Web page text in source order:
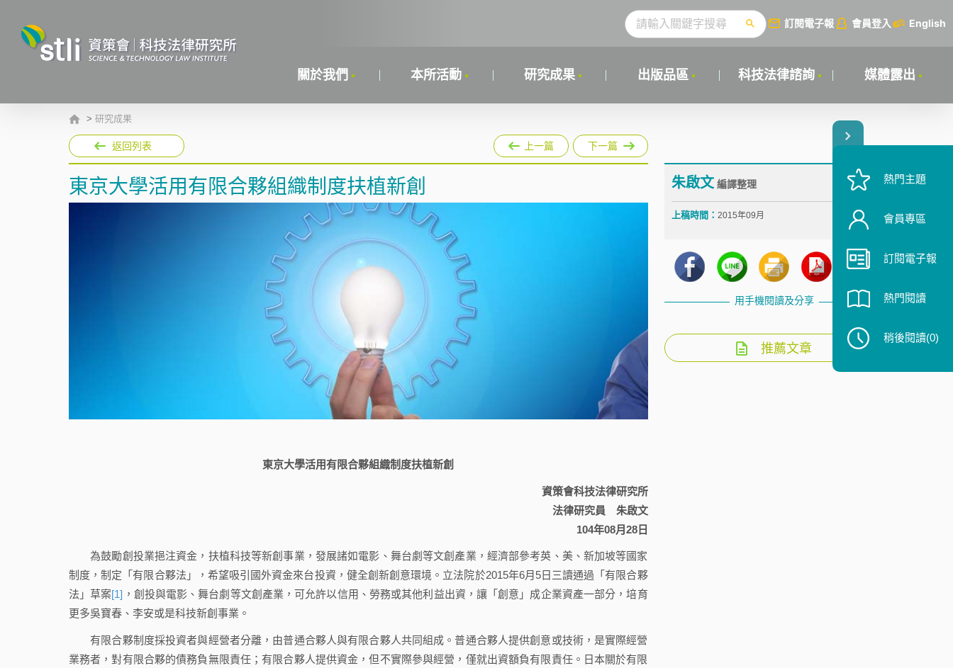
訂閱電子報 會員登入 English
關於我們 本所活動 研究成果 出版品區 科技法律諮詢 媒體露出
> 研究成果
返回列表 上一篇 下一篇
東京大學活用有限合夥組織制度扶植新創
東京大學活用有限合夥組織制度扶植新創
資策會科技法律研究所
法律研究員 朱啟文
104年08月28日
為鼓勵創投業挹注資金，扶植科技等新創事業，發展諸如電影、舞台劇等文創產業，經濟部參考英、美、新加坡等國家
制度，制定「有限合夥法」，希望吸引國外資金來台投資，健全創新創意環境。立法院於2015年6月5日三讀通過「有限合夥
法」草案[1] ，創投與電影、舞台劇等文創產業，可允許以信用、勞務或其他利益出資，讓「創意」成企業資產一部分，培育
更多吳寶春、李安或是科技新創事業。
有限合夥制度採投資者與經營者分離，由普通合夥人與有限合夥人共同組成。普通合夥人提供創意或技術，是實際經營
業務者，對有限合夥的債務負無限責任；有限合夥人提供資金，但不實際參與經營，僅就出資額負有限責任。日本關於有限
朱啟文 編譯整理
上稿時間： 2015年09月
用手機閱讀及分享
推薦文章
熱門主題
會員專區
訂閱電子報
熱門閱讀
稍後閱讀(0)